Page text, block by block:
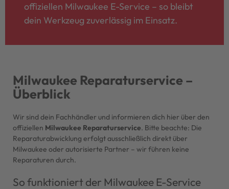
offiziellen Milwaukee E-Service – so bleibt
dein Werkzeug zuverlässig im Einsatz.
Milwaukee Reparaturservice –
Überblick
Wir sind dein Fachhändler und informieren dich hier über den
offiziellen Milwaukee Reparaturservice. Bitte beachte: Die
Reparaturabwicklung erfolgt ausschließlich direkt über
Milwaukee oder autorisierte Partner – wir führen keine
Reparaturen durch.
So funktioniert der Milwaukee E-Service